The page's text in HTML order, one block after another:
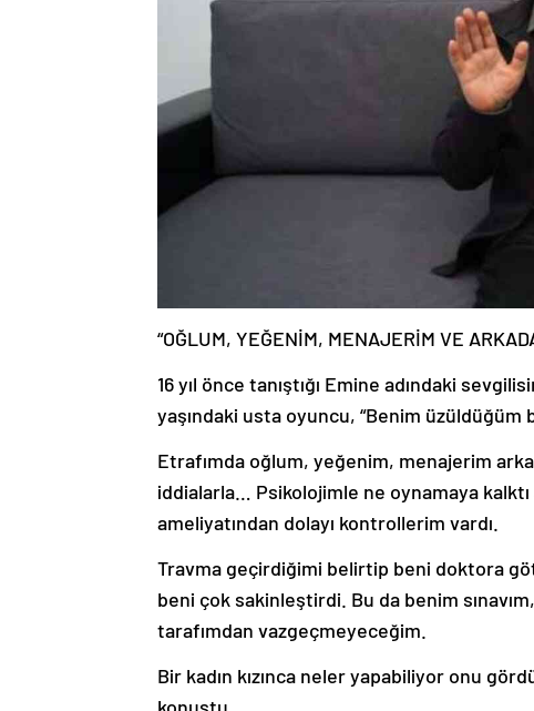
“OĞLUM, YEĞENİM, MENAJERİM VE
16 yıl önce tanıştığı Emine adındaki
yaşındaki usta oyuncu, “Benim üzüldüğüm
Etrafımda oğlum, yeğenim, menajerim
iddialarla… Psikolojimle ne oynamaya
ameliyatından dolayı kontrollerim vardı.
Travma geçirdiğimi belirtip beni doktora
beni çok sakinleştirdi. Bu da benim
tarafımdan vazgeçmeyeceğim.
Bir kadın kızınca neler yapabiliyor onu